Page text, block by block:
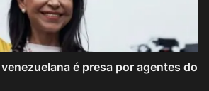
é presa por agentes do